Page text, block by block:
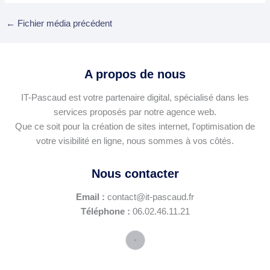
← Fichier média précédent
A propos de nous
IT-Pascaud est votre partenaire digital, spécialisé dans les
services proposés par notre agence web.
Que ce soit pour la création de sites internet, l'optimisation de
votre visibilité en ligne, nous sommes à vos côtés.
Nous contacter
Email : contact@it-pascaud.fr
Téléphone : 06.02.46.11.21